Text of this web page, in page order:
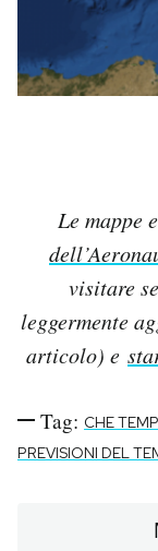
Le mappe
visitare
leggermente
articolo) e
Tag: CHE
PREVISIONI DEL